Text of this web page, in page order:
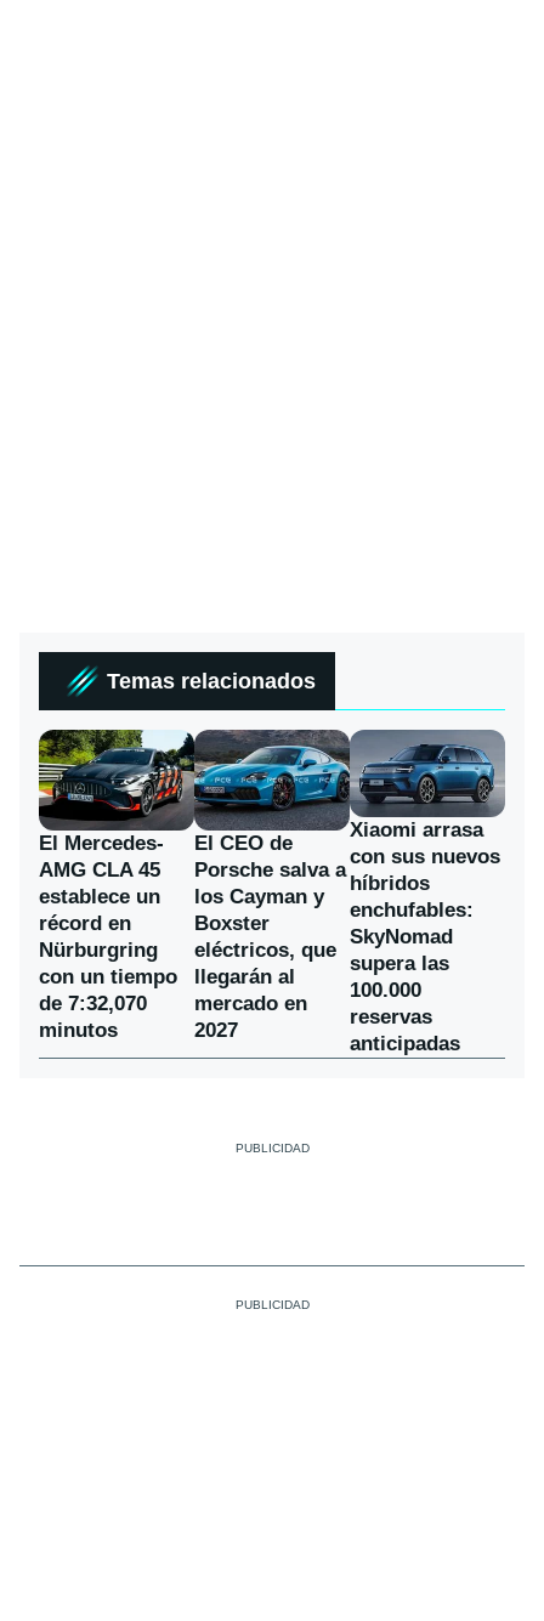
Temas relacionados
El Mercedes-
AMG CLA 45
establece un
récord en
Nürburgring
con un tiempo
de 7:32,070
minutos
El CEO de
Porsche salva a
los Cayman y
Boxster
eléctricos, que
llegarán al
mercado en
2027
Xiaomi arrasa
con sus nuevos
híbridos
enchufables:
SkyNomad
supera las
100.000
reservas
anticipadas